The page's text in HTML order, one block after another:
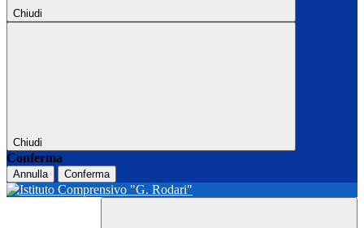
Chiudi
Chiudi
Conferma
Annulla Conferma